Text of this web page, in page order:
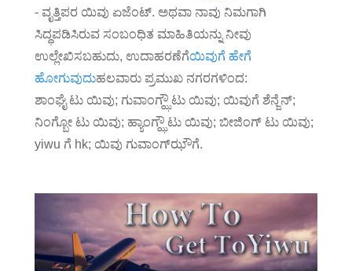
- ವೃತ್ತಿಪರ ಯಿವು ಏಜೆಂಟ್. ಅಥವಾ ನಾವು ನಿಮಗಾಗಿ
ಸಿದ್ಧಪಡಿಸಿರುವ ಸಂಬಂಧಿತ ಮಾಹಿತಿಯನ್ನು ನೀವು
ಉಲ್ಲೇಖಿಸಬಹುದು, ಉದಾಹರಣೆಗೆಯಿವುಗೆ ಹೇಗೆ
ಹೋಗುವುದುಹಲವಾರು ಪ್ರಮುಖ ನಗರಗಳಿಂದ:
ಶಾಂಘೈ ಟು ಯಿವು; ಗುವಾಂಗ್ಝೌ ಟು ಯಿವು; ಯಿವುಗೆ ಶೆನ್ಜೆನ್;
ನಿಂಗ್ಬೋ ಟು ಯಿವು; ಹ್ಯಾಂಗ್ಝೌ ಟು ಯಿವು; ಬೀಜಿಂಗ್ ಟು ಯಿವು;
yiwu ಗೆ hk; ಯಿವು ಗುವಾಂಗ್‌ಝೌಗೆ.